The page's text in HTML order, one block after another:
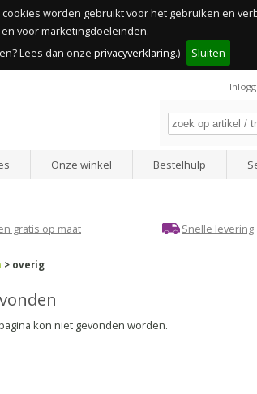
worden gebruikt voor het gebruiken en
en voor marketingdoeleinden.
Lees dan onze privacyverklaring.) Sluiten
Onze winkel Bestelhulp
gratis op maat Snelle levering
> overig
kon niet gevonden worden.